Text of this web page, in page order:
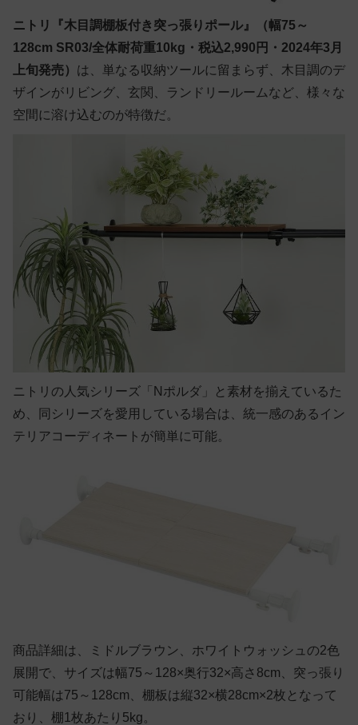
ニトリ『木目調棚板付き突っ張りポール』（幅75～
128cm SR03/全体耐荷重10kg・税込2,990円・2024年3月
上旬発売） は、単なる収納ツールに留まらず、木目調のデ
ザインがリビング、玄関、ランドリールームなど、様々な
空間に溶け込むのが特徴だ。
ニトリの人気シリーズ「Nポルダ」と素材を揃えているた
め、同シリーズを愛用している場合は、統一感のあるイン
テリアコーディネートが簡単に可能。
商品詳細は、ミドルブラウン、ホワイトウォッシュの2色
展開で、サイズは幅75～128×奥行32×高さ8cm、突っ張り
可能幅は75～128cm、棚板は縦32×横28cm×2枚となって
おり、棚1枚あたり5kg。